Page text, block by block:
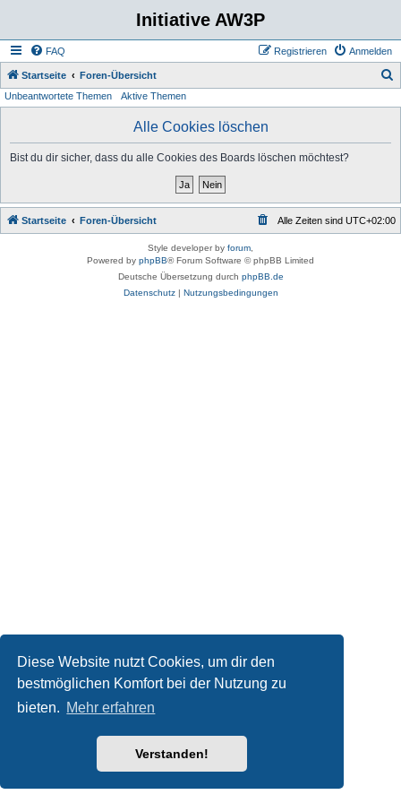
Diese Website nutzt Cookies, um dir den
bestmöglichen Komfort bei der Nutzung zu
bieten. Mehr erfahren
Verstanden!
Initiative AW3P
FAQ Anmelden
Registrieren
Startseite Foren-Übersicht
Unbeantwortete Themen Aktive Themen
Alle Cookies löschen
Bist du dir sicher, dass du alle Cookies des Boards löschen möchtest?
Startseite Foren-Übersicht Alle Zeiten sind UTC+02:00
Style developer by forum
Powered by phpBB® Forum Software © phpBB Limited
Deutsche Übersetzung durch phpBB.de
Datenschutz| Nutzungsbedingungen